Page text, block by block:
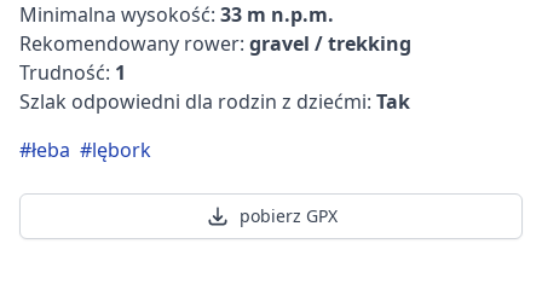
Minimalna wysokość: 33 m n.p.m.
Rekomendowany rower: gravel / trekking
Trudność: 1
Szlak odpowiedni dla rodzin z dziećmi: Tak
#łeba #lębork
pobierz GPX